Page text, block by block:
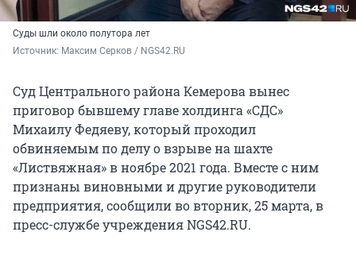
Суды шли около полутора лет
Источник: Максим Серков / NGS42.RU
Суд Центрального района Кемерова вынес
приговор бывшему главе холдинга «СДС»
Михаилу Федяеву, который проходил
обвиняемым по делу о взрыве на шахте
«Листвяжная» в ноябре 2021 года. Вместе с ним
признаны виновными и другие руководители
предприятия, сообщили во вторник, 25 марта, в
пресс-службе учреждения NGS42.RU.